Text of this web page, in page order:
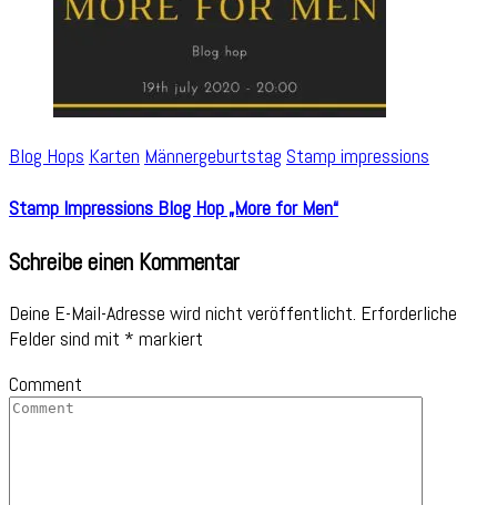
Blog Hops Karten Männergeburtstag Stamp impressions
Stamp Impressions Blog Hop „More for Men“
Schreibe einen Kommentar
Deine E-Mail-Adresse wird nicht veröffentlicht. Erforderliche
Felder sind mit * markiert
Comment